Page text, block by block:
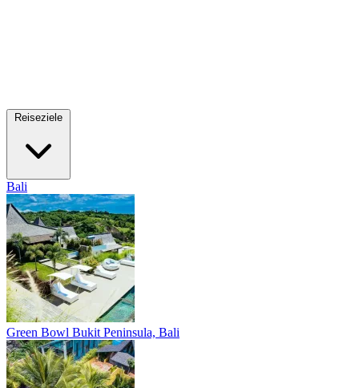
Bali
Green Bowl Bukit Peninsula, Bali